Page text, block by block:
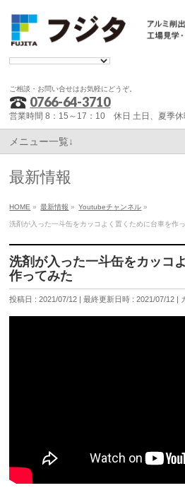
ご相談・お問い合せはお気軽にどうぞ。
0766-64-3710
営業時間 8：15～17：10 休日 土日、夏季休
メニュー一覧↓
最新情報
HOME » 最新情報 » Youtubeチャンネル »
洗剤が入った一斗缶をカッコよく置くために台車を作
洗剤が入った一斗缶をカッコ
作ってみた
投稿日 : 2021/07/12 最終更新日時 : 2021/07/12